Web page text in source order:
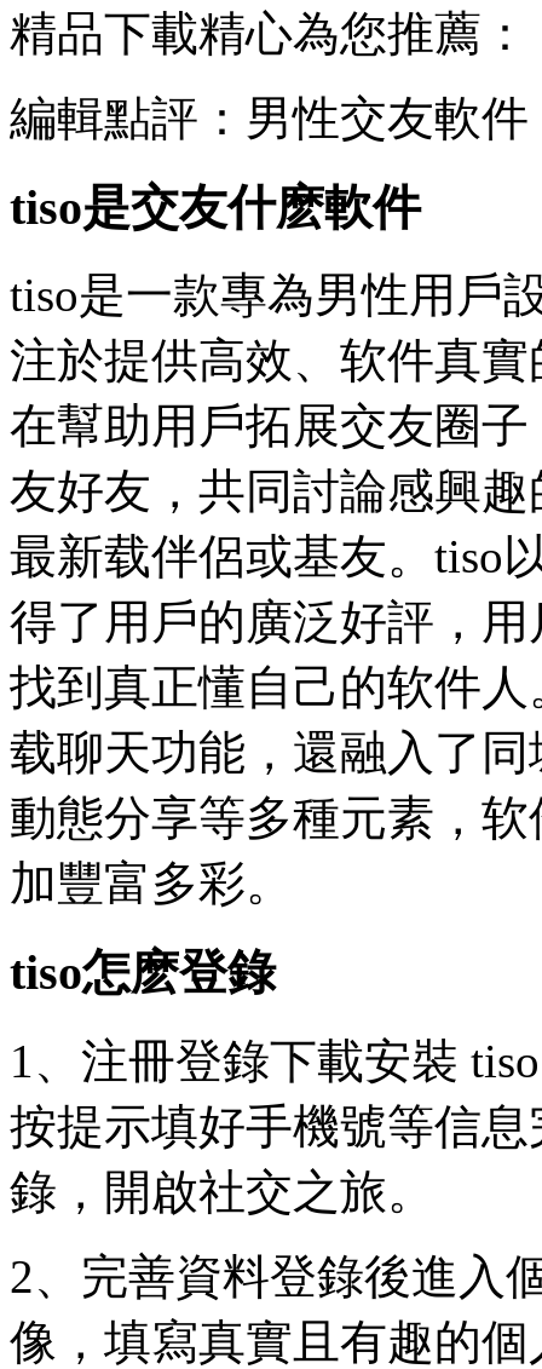
精品下載精心為您推薦：
編輯點評：男性交友軟件
tiso是交友什麽軟件
tiso是一款專為男性用戶
注於提供高效、软件真
在幫助用戶拓展交友圈
友好友，共同討論感興
最新载伴侶或基友。tiso
得了用戶的廣泛好評，
找到真正懂自己的软件
载聊天功能，還融入了
動態分享等多種元素，
加豐富多彩。
tiso怎麽登錄
1、注冊登錄下載安裝
按提示填好手機號等信
錄，開啟社交之旅。
2、完善資料登錄後進入
像，填寫真實且有趣的